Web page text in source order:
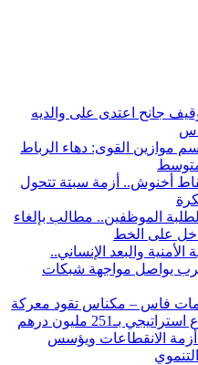
جانح اعتدى على والديه
موازين القوى: دهاء الرباط
أخنوش.. أزمة سبتة تتحول
الموظفين.. مطالب بإلغاء
على الخط
والبعد الإنساني..
يواصل مواجهة شبكات
فاس – مكناس تقود معركة
الأمن المائي ببولمان.. مشروع استراتيجي بـ251 مليون درهم
أزمة الانقطاعات ويؤسس